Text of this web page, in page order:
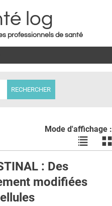
log
professionnels de santé
Mode d'affichage :
Voir
les
liste
les
: Des
modifiées